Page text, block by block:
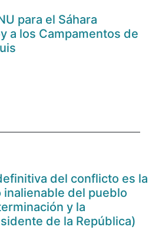
para el Sáhara
a los Campamentos de
del conflicto es la
del pueblo
y la
de la República)